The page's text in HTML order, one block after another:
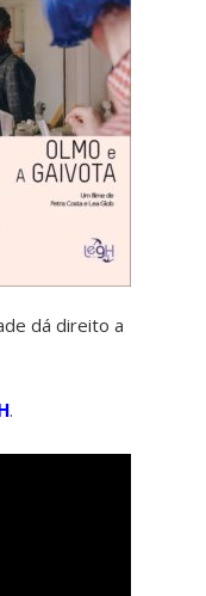
dá direito a
.